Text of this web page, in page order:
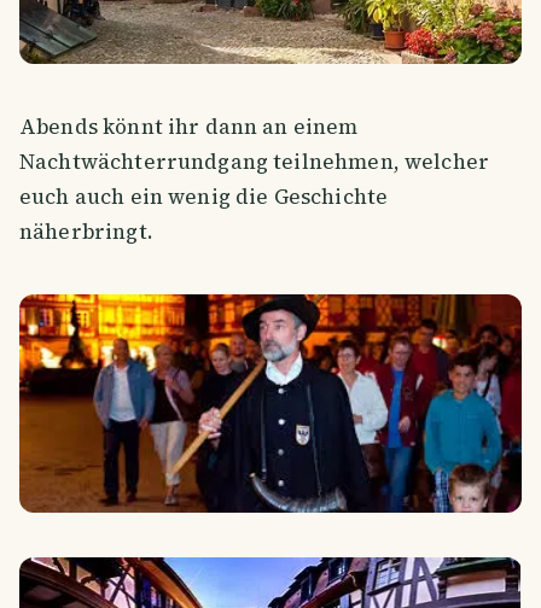
Abends könnt ihr dann an einem
Nachtwächterrundgang teilnehmen, welcher
euch auch ein wenig die Geschichte
näherbringt.